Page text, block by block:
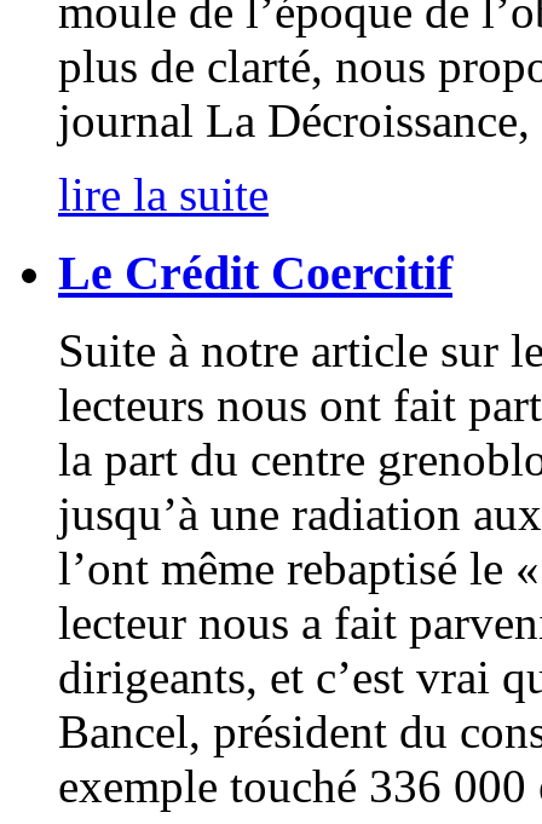
moule de l’époque de
plus de clarté, nous
journal La
lire la suite
Le Crédit Coercitif
Suite à notre article sur
lecteurs nous ont fait
la part du centre
jusqu’à une radiation
l’ont même rebaptisé le
lecteur nous a fait
dirigeants, et c’est vrai
Bancel, président du
exemple touché 336